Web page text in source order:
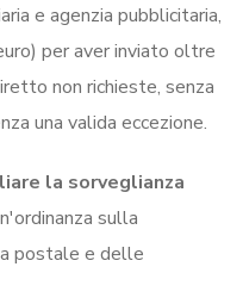
e agenzia pubblicitaria,
per aver inviato oltre
non richieste, senza
una valida eccezione.
la sorveglianza
sulla
postale e delle